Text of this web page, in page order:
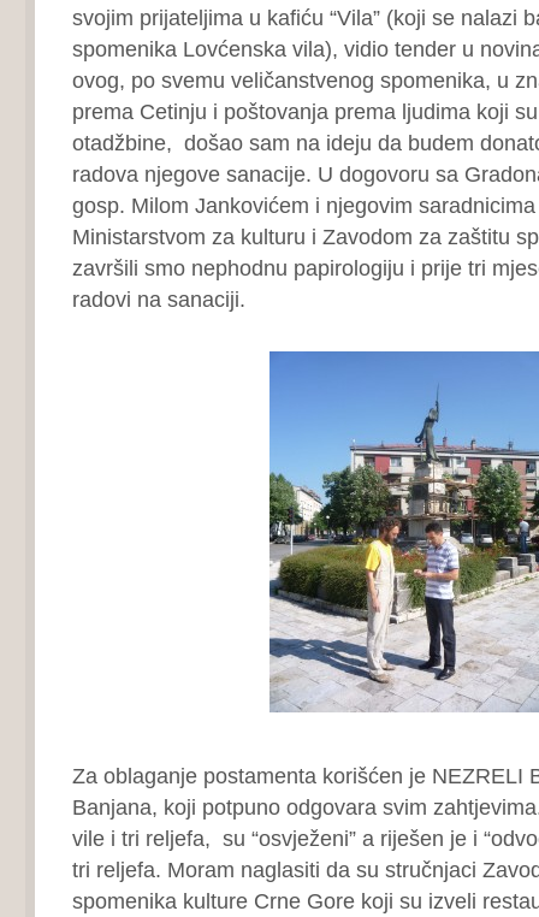
svojim prijateljima u kafiću “Vila” (koji se nalazi
spomenika Lovćenska vila), vidio tender u
ovog, po svemu veličanstvenog spomenika, u
prema Cetinju i poštovanja prema ljudima koji
otadžbine, došao sam na ideju da budem
radova njegove sanacije. U dogovoru sa
gosp. Milom Jankovićem i njegovim
Ministarstvom za kulturu i Zavodom za zaštitu
završili smo nephodnu papirologiju i prije tri
radovi na sanaciji.
Za oblaganje postamenta korišćen je NEZRELI
Banjana, koji potpuno odgovara svim
vile i tri reljefa, su “osvježeni” a riješen je i
tri reljefa. Moram naglasiti da su stručnjaci
spomenika kulture Crne Gore koji su izveli